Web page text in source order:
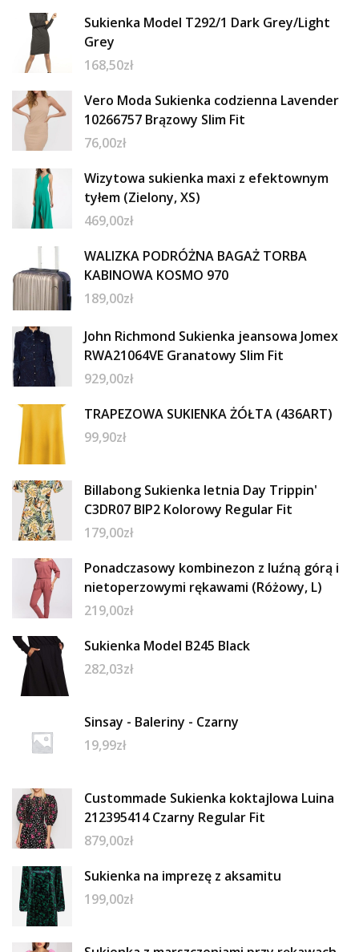
Sukienka Model T292/1 Dark Grey/Light
Grey
168,50zł
Vero Moda Sukienka codzienna Lavender
10266757 Brązowy Slim Fit
76,00zł
Wizytowa sukienka maxi z efektownym
tyłem (Zielony, XS)
469,00zł
WALIZKA PODRÓŻNA BAGAŻ TORBA
KABINOWA KOSMO 970
189,00zł
John Richmond Sukienka jeansowa Jomex
RWA21064VE Granatowy Slim Fit
929,00zł
TRAPEZOWA SUKIENKA ŻÓŁTA (436ART)
99,90zł
Billabong Sukienka letnia Day Trippin'
C3DR07 BIP2 Kolorowy Regular Fit
179,00zł
Ponadczasowy kombinezon z luźną górą i
nietoperzowymi rękawami (Różowy, L)
219,00zł
Sukienka Model B245 Black
282,03zł
Sinsay - Baleriny - Czarny
19,99zł
Custommade Sukienka koktajlowa Luina
212395414 Czarny Regular Fit
879,00zł
Sukienka na imprezę z aksamitu
199,00zł